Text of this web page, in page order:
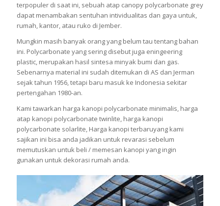
terpopuler di saat ini, sebuah atap canopy polycarbonate grey
dapat menambakan sentuhan intividualitas dan gaya untuk,
rumah, kantor, atau ruko di Jember.
Mungkin masih banyak orang yang belum tau tentang bahan
ini. Polycarbonate yang sering disebut juga eningeering
plastic, merupakan hasil sintesa minyak bumi dan gas.
Sebenarnya material ini sudah ditemukan di AS dan Jerman
sejak tahun 1956, tetapi baru masuk ke Indonesia sekitar
pertengahan 1980-an.
Kami tawarkan harga kanopi polycarbonate minimalis, harga
atap kanopi polycarbonate twinlite, harga kanopi
polycarbonate solarlite, Harga kanopi terbaruyang kami
sajikan ini bisa anda jadikan untuk revarasi sebelum
memutuskan untuk beli / memesan kanopi yang ingin
gunakan untuk dekorasi rumah anda.